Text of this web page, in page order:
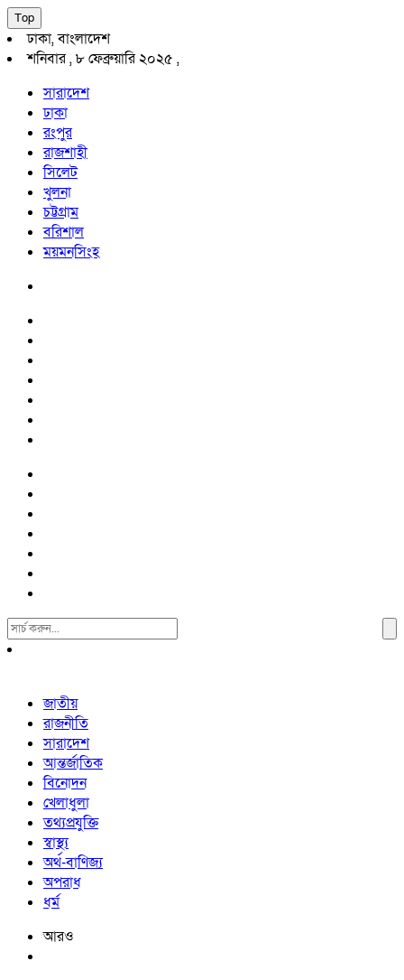
Top
ঢাকা, বাংলাদেশ
শনিবার , ৮ ফেব্রুয়ারি ২০২৫ ,
সারাদেশ
ঢাকা
রংপুর
রাজশাহী
সিলেট
খুলনা
চট্টগ্রাম
বরিশাল
ময়মনসিংহ
Search
For:
জাতীয়
রাজনীতি
সারাদেশ
আন্তর্জাতিক
বিনোদন
খেলাধুলা
তথ্যপ্রযুক্তি
স্বাস্থ্য
অর্থ-বাণিজ্য
অপরাধ
ধর্ম
আরও